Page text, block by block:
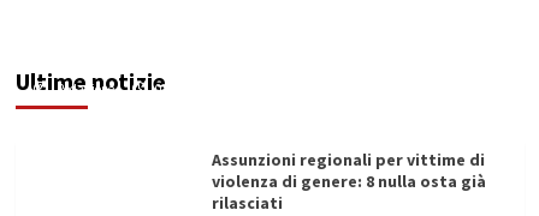
Ultime notizie
Redazione 07/08/2026
Assunzioni regionali per vittime di
violenza di genere: 8 nulla osta già
rilasciati